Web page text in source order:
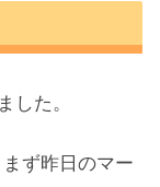
した。
ず昨日のマー